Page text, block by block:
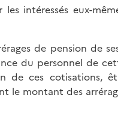
intéressés eux-
de pension de
du personnel de
ces cotisations,
le montant des